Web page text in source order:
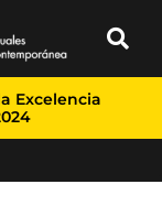
Excelencia